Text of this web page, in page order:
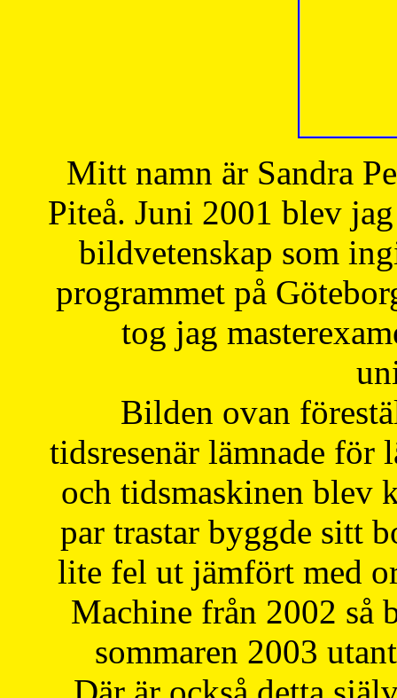
Mitt namn är Sandra
Piteå. Juni 2001 blev
bildvetenskap som
programmet på
tog jag
Bilden ovan
tidsresenär lämnade för
och tidsmaskinen blev
par trastar byggde sitt
lite fel ut jämfört med
Machine från 2002 så
sommaren 2003